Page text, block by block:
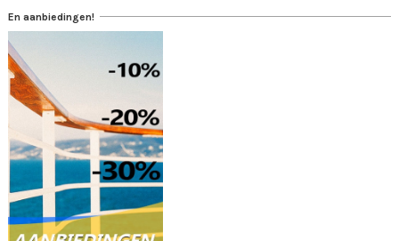
En aanbiedingen!